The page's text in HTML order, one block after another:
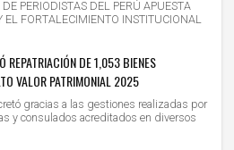
PERIODISTAS DEL PERÚ APUESTA
FORTALECIMIENTO INSTITUCIONAL
REPATRIACIÓN DE 1,053 BIENES
VALOR PATRIMONIAL 2025
gracias a las gestiones realizadas por
y consulados acreditados en diversos